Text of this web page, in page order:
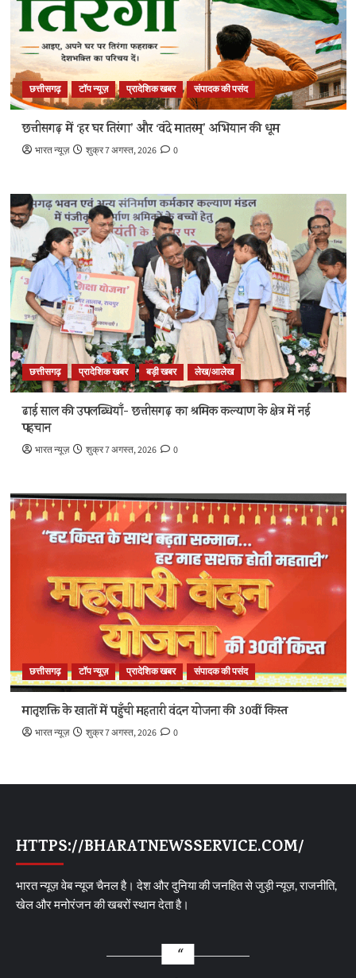
छत्तीसगढ़ टॉप न्यूज़ प्रादेशिक खबर संपादक की पसंद
छत्तीसगढ़ में ‘हर घर तिरंगा’ और ‘वंदे मातरम्’ अभियान की धूम
भारत न्यूज़ शुक्र 7 अगस्त, 2026 0
छत्तीसगढ़ प्रादेशिक खबर बड़ी खबर लेख/आलेख
ढाई साल की उपलब्धियाँ- छत्तीसगढ़ का श्रमिक कल्याण के क्षेत्र में नई
पहचान
भारत न्यूज़ शुक्र 7 अगस्त, 2026 0
छत्तीसगढ़ टॉप न्यूज़ प्रादेशिक खबर संपादक की पसंद
मातृशक्ति के खातों में पहुँची महतारी वंदन योजना की 30वीं किस्त
भारत न्यूज़ शुक्र 7 अगस्त, 2026 0
HTTPS://BHARATNEWSSERVICE.COM/
भारत न्यूज़ वेब न्यूज चैनल है। देश और दुनिया की जनहित से जुड़ी न्यूज़, राजनीति,
खेल और मनोरंजन की खबरों स्थान देता है।